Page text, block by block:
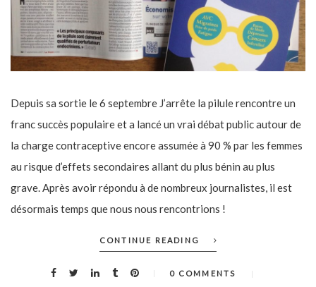
Depuis sa sortie le 6 septembre J’arrête la pilule rencontre un
franc succès populaire et a lancé un vrai débat public autour de
la charge contraceptive encore assumée à 90 % par les femmes
au risque d’effets secondaires allant du plus bénin au plus
grave. Après avoir répondu à de nombreux journalistes, il est
désormais temps que nous nous rencontrions !
CONTINUE READING
0 COMMENTS